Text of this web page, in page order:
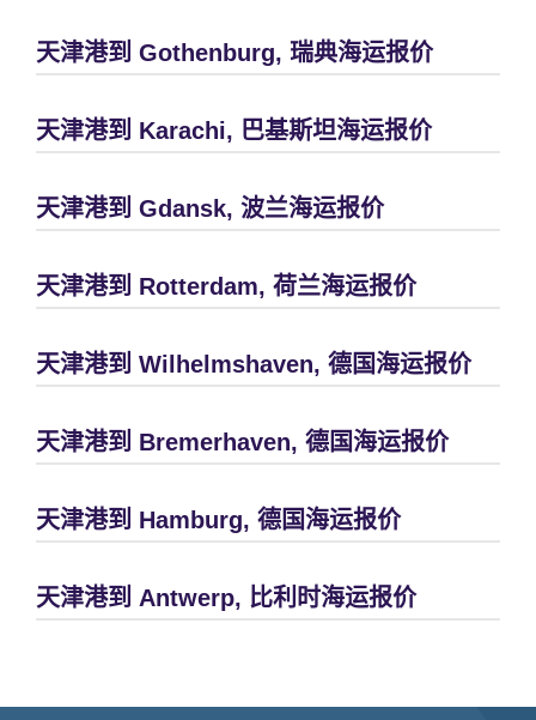
天津港到 Gothenburg, 瑞典海运报价
天津港到 Karachi, 巴基斯坦海运报价
天津港到 Gdansk, 波兰海运报价
天津港到 Rotterdam, 荷兰海运报价
天津港到 Wilhelmshaven, 德国海运报价
天津港到 Bremerhaven, 德国海运报价
天津港到 Hamburg, 德国海运报价
天津港到 Antwerp, 比利时海运报价